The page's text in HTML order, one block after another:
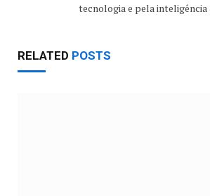
tecnologia e pela
RELATED POSTS